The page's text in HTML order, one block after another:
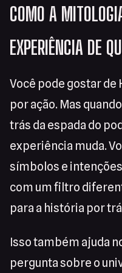
COMO A
EXPERIÊNCIA DE
Você pode gostar de
por ação. Mas
trás da espada do
experiência muda.
símbolos e
com um filtro
para a história por
Isso também ajuda
pergunta sobre o